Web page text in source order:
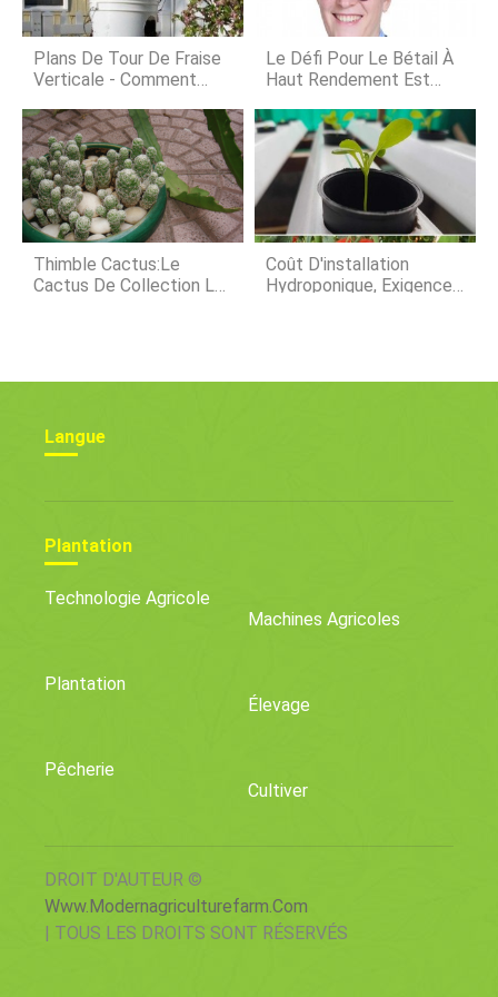
incorporer le chou frisé dans les
recettes de pâtes et de soupes, dont
un que jai inclus ci-dessous. Cet
article de blog s
Plans De Tour De Fraise
Verticale - Comment
Fraise
Le Défi Pour Le Bétail À
Haut Rendement Est
Diversifié En Aquaculture
Thimble Cactus:Le
Cactus De Collection Le
Coût D'installation
Hydroponique, Exigences
Langue
Plantation
Technologie Agricole
Machines Agricoles
Plantation
Élevage
Pêcherie
Cultiver
DROIT D'AUTEUR ©
Www.modernagriculturefarm.com
| TOUS LES DROITS SONT RÉSERVÉS